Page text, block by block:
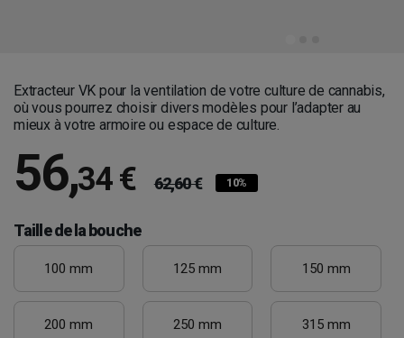
Extracteur VK pour la ventilation de votre culture de cannabis,
où vous pourrez choisir divers modèles pour l’adapter au
mieux à votre armoire ou espace de culture.
56,34 € 62,60 € 10%
Taille de la bouche
100 mm 125 mm 150 mm
200 mm 250 mm 315 mm